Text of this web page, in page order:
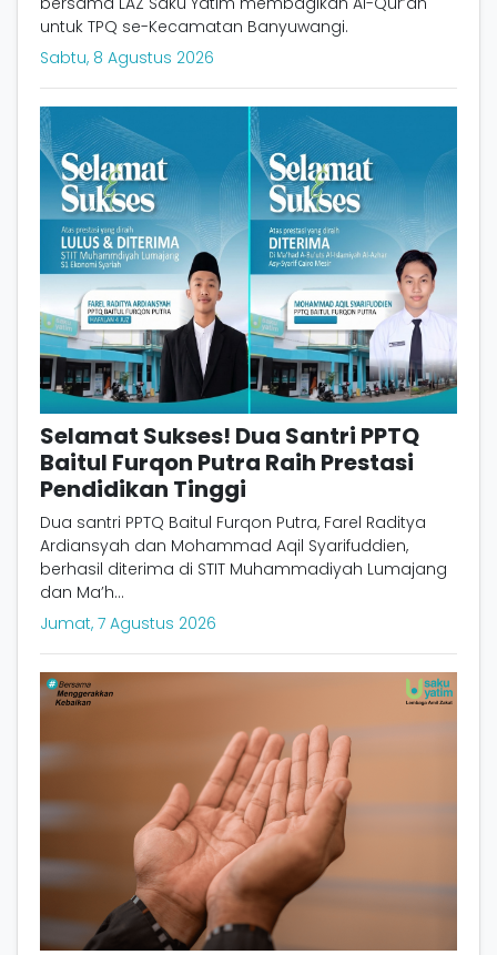
untuk TPQ se-Kecamatan Banyuwangi.
Sabtu, 8 Agustus 2026
Selamat Sukses! Dua Santri PPTQ
Baitul Furqon Putra Raih Prestasi
Pendidikan Tinggi
Dua santri PPTQ Baitul Furqon Putra, Farel Raditya
Ardiansyah dan Mohammad Aqil Syarifuddien,
berhasil diterima di STIT Muhammadiyah Lumajang
dan Ma’h...
Jumat, 7 Agustus 2026